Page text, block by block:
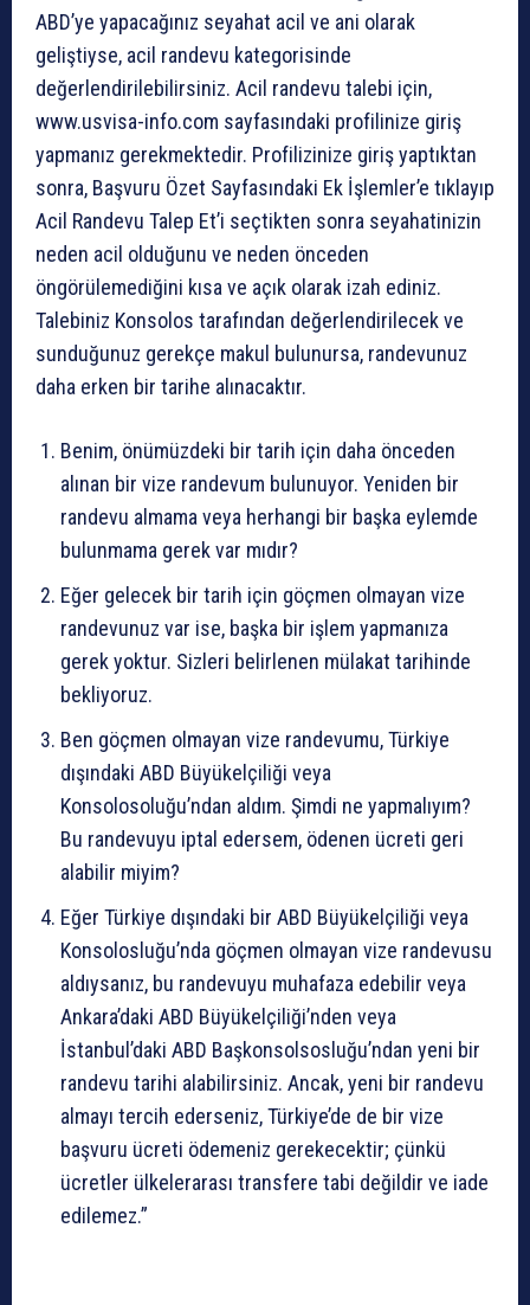
ABD’ye yapacağınız seyahat acil ve ani olarak
geliştiyse, acil randevu kategorisinde
değerlendirilebilirsiniz. Acil randevu talebi için,
www.usvisa-info.com sayfasındaki profilinize giriş
yapmanız gerekmektedir. Profilizinize giriş yaptıktan
sonra, Başvuru Özet Sayfasındaki Ek İşlemler’e tıklayıp
Acil Randevu Talep Et’i seçtikten sonra seyahatinizin
neden acil olduğunu ve neden önceden
öngörülemediğini kısa ve açık olarak izah ediniz.
Talebiniz Konsolos tarafından değerlendirilecek ve
sunduğunuz gerekçe makul bulunursa, randevunuz
daha erken bir tarihe alınacaktır.
Benim, önümüzdeki bir tarih için daha önceden
alınan bir vize randevum bulunuyor. Yeniden bir
randevu almama veya herhangi bir başka eylemde
bulunmama gerek var mıdır?
Eğer gelecek bir tarih için göçmen olmayan vize
randevunuz var ise, başka bir işlem yapmanıza
gerek yoktur. Sizleri belirlenen mülakat tarihinde
bekliyoruz.
Ben göçmen olmayan vize randevumu, Türkiye
dışındaki ABD Büyükelçiliği veya
Konsolosoluğu’ndan aldım. Şimdi ne yapmalıyım?
Bu randevuyu iptal edersem, ödenen ücreti geri
alabilir miyim?
Eğer Türkiye dışındaki bir ABD Büyükelçiliği veya
Konsolosluğu’nda göçmen olmayan vize randevusu
aldıysanız, bu randevuyu muhafaza edebilir veya
Ankara’daki ABD Büyükelçiliği’nden veya
İstanbul’daki ABD Başkonsolsosluğu’ndan yeni bir
randevu tarihi alabilirsiniz. Ancak, yeni bir randevu
almayı tercih ederseniz, Türkiye’de de bir vize
başvuru ücreti ödemeniz gerekecektir; çünkü
ücretler ülkelerarası transfere tabi değildir ve iade
edilemez.”